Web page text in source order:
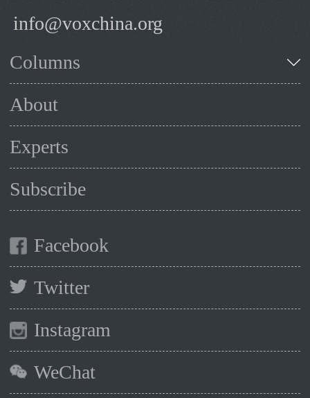
info@voxchina.org
Columns
About
Experts
Subscribe
Facebook
Twitter
Instagram
WeChat